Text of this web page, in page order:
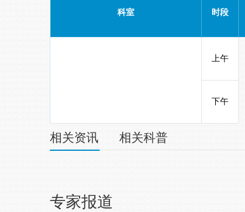
科室 时段
上午
下午
相关资讯 相关科普
专家报道